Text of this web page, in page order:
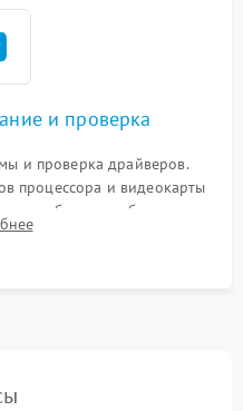
и проверка
и проверка драйверов.
процессора и видеокарты
работоспособности всех
сетевого подключения.